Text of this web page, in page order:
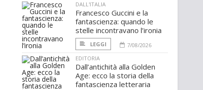
DALL'ITALIA
Francesco Guccini e la
fantascienza: quando le
stelle incontravano l’ironia
LEGGI
7/08/2026
EDITORIA
Dall’antichità alla Golden
Age: ecco la storia della
fantascienza letteraria